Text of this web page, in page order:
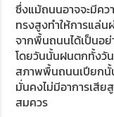
ซึ่งแม้ถนนอาจจะมีคว
ทรงสูงทำให้การแล่น
จากพื้นถนนได้เป็นอย่
โดยวันนั้นฝนตกทั้งวั
สภาพพื้นถนนเปียกนั้
มั่นคงไม่มีอาการเสีย
สมควร